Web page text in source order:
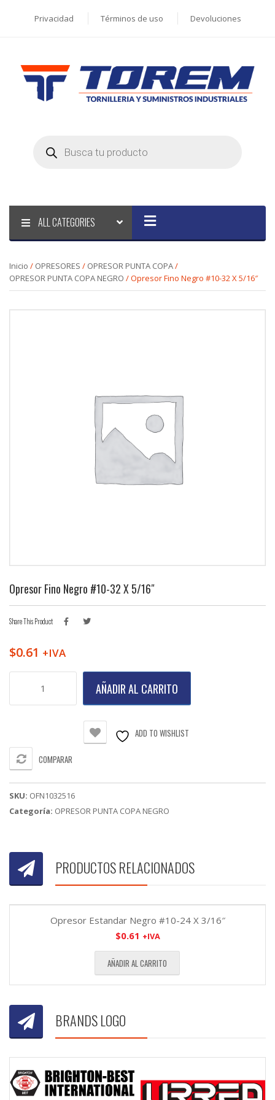
Privacidad Términos de uso Devoluciones
search
ALL CATEGORIES
Inicio / OPRESORES / OPRESOR PUNTA COPA/
OPRESOR PUNTA COPA NEGRO / Opresor Fino Negro #10-32 X 5/16″
Opresor Fino Negro #10-32 X 5/16″
Share This Product
$0.61 +IVA
5/16"
cantidad
AÑADIR AL CARRITO
ADD TO WISHLIST
COMPARAR
SKU: OFN1032516
Categoría: OPRESOR PUNTA COPA NEGRO
PRODUCTOS RELACIONADOS
Opresor Estandar Negro #10-24 X 3/16″
$0.61 +IVA
AÑADIR AL CARRITO
BRANDS LOGO